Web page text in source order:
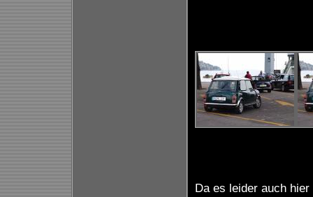
Da es leider auch